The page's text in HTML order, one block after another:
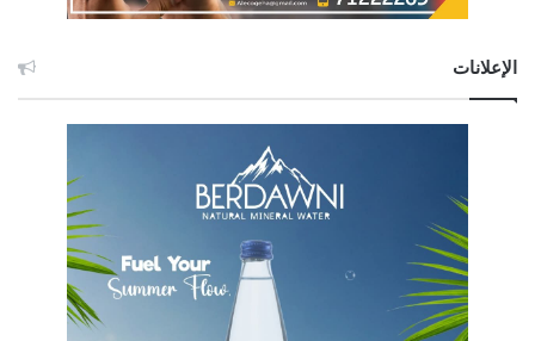
الإعلانات